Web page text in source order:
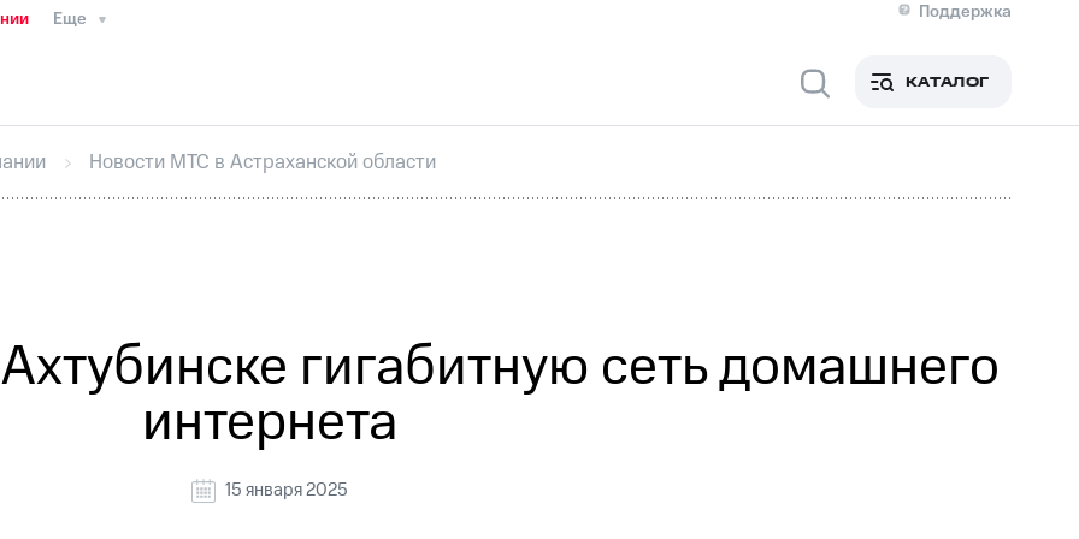
Еще
Поддержка
Медиа-центр
ИнтервьюФинансовая отчетностьКонтактыНовости в регионе
секретарьРаскрытие информации
кабинет акционераАкционерный капиталКонтроль и аудитРынок акций
КАТАЛОГ
Новости МТС в Астраханской области
гигабитную сеть домашнего
интернета
15 января 2025